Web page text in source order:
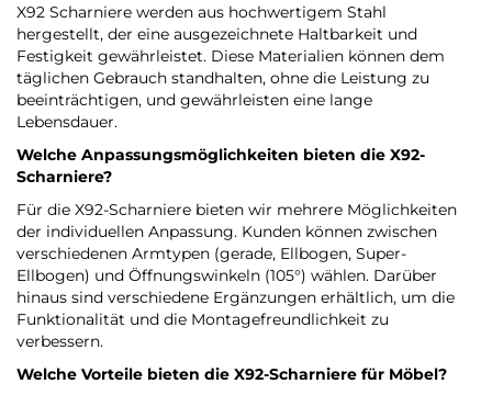
X92 Scharniere werden aus hochwertigem Stahl
hergestellt, der eine ausgezeichnete Haltbarkeit und
Festigkeit gewährleistet. Diese Materialien können dem
täglichen Gebrauch standhalten, ohne die Leistung zu
beeinträchtigen, und gewährleisten eine lange
Lebensdauer.
Welche Anpassungsmöglichkeiten bieten die X92-
Scharniere?
Für die X92-Scharniere bieten wir mehrere Möglichkeiten
der individuellen Anpassung. Kunden können zwischen
verschiedenen Armtypen (gerade, Ellbogen, Super-
Ellbogen) und Öffnungswinkeln (105°) wählen. Darüber
hinaus sind verschiedene Ergänzungen erhältlich, um die
Funktionalität und die Montagefreundlichkeit zu
verbessern.
Welche Vorteile bieten die X92-Scharniere für Möbel?